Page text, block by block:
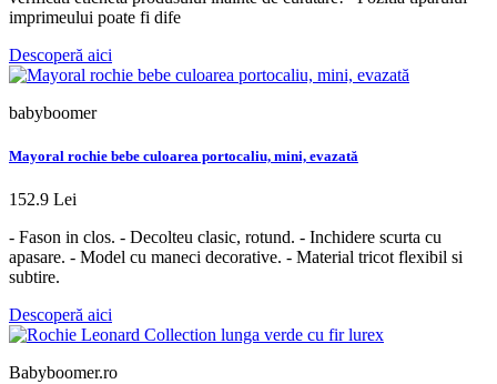
imprimeului poate fi dife
Descoperă aici
babyboomer
Mayoral rochie bebe culoarea portocaliu, mini, evazată
152.9 Lei
- Fason in clos. - Decolteu clasic, rotund. - Inchidere scurta cu
apasare. - Model cu maneci decorative. - Material tricot flexibil si
subtire.
Descoperă aici
Babyboomer.ro